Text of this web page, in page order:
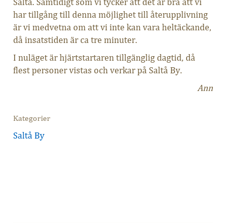
har tillgång till denna möjlighet till återupplivning
är vi medvetna om att vi inte kan vara heltäckande,
då insatstiden är ca tre minuter.
I nuläget är hjärtstartaren tillgänglig dagtid, då
flest personer vistas och verkar på Saltå By.
Ann
Kategorier
Saltå By